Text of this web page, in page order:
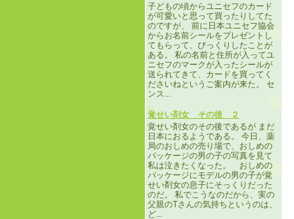
子どもの頃からユニセフのカード
が可愛いと思って買ったりしてた
のですが、 前に日本ユニセフ協会
からお名前シールをプレゼントし
てもらって、びっくりしたことが
ある。 私の名前と住所が入ってユ
ニセフのマークが入ったシールが
送られてきて、カードを買ってく
ださいねというご案内が来た。 セ
ンス...
覚せい剤女 その後 ２
覚せい剤女のその後であるが まだ
日本におるようである。 今日、薬
局のおしめの売り場で、おしめの
パッケージの男の子の写真を見て
私は泣きたくなった。 おしめの
パッケージにモデルの男の子が覚
せい剤女の息子にそっくりだった
のだ。 私でこうなのだから、実の
父親のTさんの気持ちというのは、
ど...